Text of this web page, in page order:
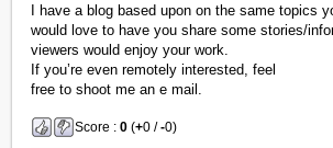
I have a blog based upon on the same topics
would love to have you share some stories/
viewers would enjoy your work.
If you’re even remotely interested, feel
free to shoot me an e mail.
Score :0 (+0 /-0)